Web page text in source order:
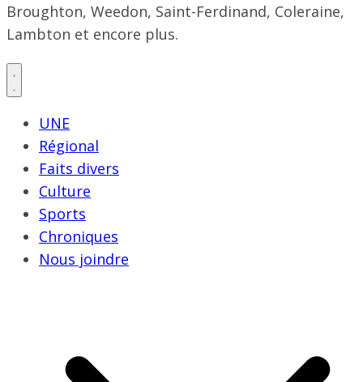
Broughton, Weedon, Saint-Ferdinand, Coleraine,
Lambton et encore plus.
UNE
Régional
Faits divers
Culture
Sports
Chroniques
Nous joindre